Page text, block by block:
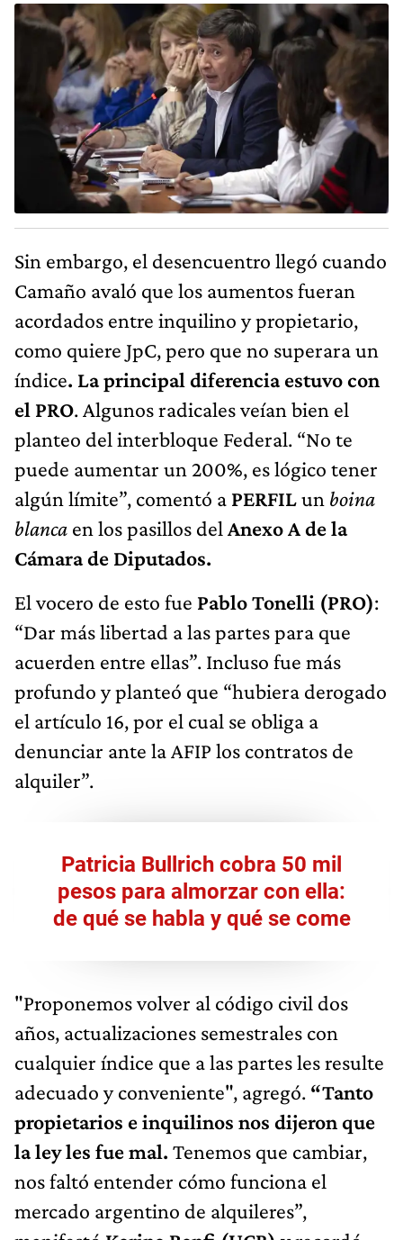
Sin embargo, el desencuentro llegó cuando
Camaño avaló que los aumentos fueran
acordados entre inquilino y propietario,
como quiere JpC, pero que no superara un
índice. La principal diferencia estuvo con
el PRO. Algunos radicales veían bien el
planteo del interbloque Federal. “No te
puede aumentar un 200%, es lógico tener
algún límite”, comentó a PERFILun boina
blanca en los pasillos del Anexo A de la
Cámara de Diputados.
El vocero de esto fue Pablo Tonelli (PRO):
“Dar más libertad a las partes para que
acuerden entre ellas”. Incluso fue más
profundo y planteó que “hubiera derogado
el artículo 16, por el cual se obliga a
denunciar ante la AFIP los contratos de
alquiler”.
Patricia Bullrich cobra 50 mil
pesos para almorzar con ella:
de qué se habla y qué se come
"Proponemos volver al código civil dos
años, actualizaciones semestrales con
cualquier índice que a las partes les resulte
adecuado y conveniente", agregó. “Tanto
propietarios e inquilinos nos dijeron que
la ley les fue mal. Tenemos que cambiar,
nos faltó entender cómo funciona el
mercado argentino de alquileres”,